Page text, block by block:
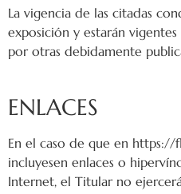
La vigencia de las citadas
exposición y estarán
por otras debidamente
ENLACES
En el caso de que en https://
incluyesen enlaces o
Internet, el Titular no